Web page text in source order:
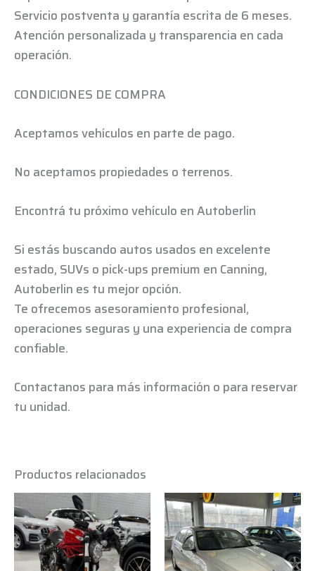
Servicio postventa y garantía escrita de 6 meses.
Atención personalizada y transparencia en cada
operación.
CONDICIONES DE COMPRA
Aceptamos vehículos en parte de pago.
No aceptamos propiedades o terrenos.
Encontrá tu próximo vehículo en Autoberlin
Si estás buscando autos usados en excelente
estado, SUVs o pick-ups premium en Canning,
Autoberlin es tu mejor opción.
Te ofrecemos asesoramiento profesional,
operaciones seguras y una experiencia de compra
confiable.
Contactanos para más información o para reservar
tu unidad.
Productos relacionados